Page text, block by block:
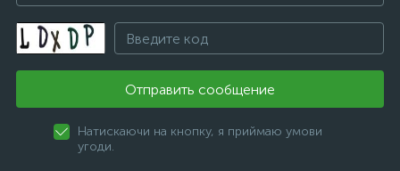
Отправить сообщение
Натискаючи на кнопку, я приймаю умови
угоди.